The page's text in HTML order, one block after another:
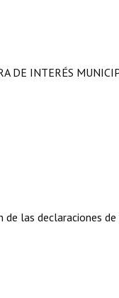
DE INTERÉS
las declaraciones